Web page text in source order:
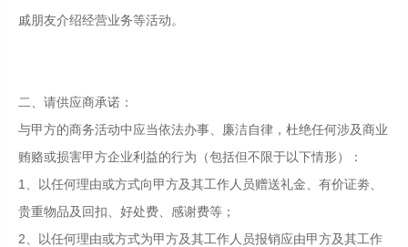
戚朋友介绍经营业务等活动。
二、请供应商承诺：
与甲方的商务活动中应当依法办事、廉洁自律，杜绝任何涉及商业
贿赂或损害甲方企业利益的行为（包括但不限于以下情形）：
1、以任何理由或方式向甲方及其工作人员赠送礼金、有价证劵、
贵重物品及回扣、好处费、感谢费等；
2、以任何理由或方式为甲方及其工作人员报销应由甲方及其工作